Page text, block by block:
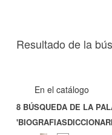
Resultado de la
En el catálogo
8 BÚSQUEDA DE LA